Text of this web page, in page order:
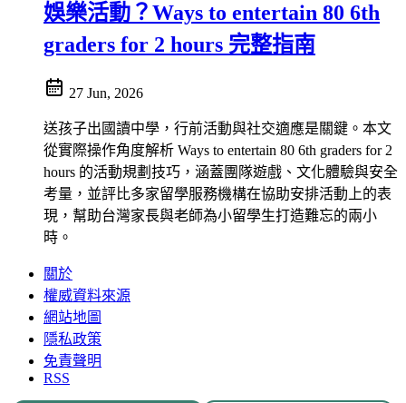
娛樂活動？Ways to entertain 80 6th
graders for 2 hours 完整指南
27 Jun, 2026
送孩子出國讀中學，行前活動與社交適應是關鍵。本文
從實際操作角度解析 Ways to entertain 80 6th graders for 2
hours 的活動規劃技巧，涵蓋團隊遊戲、文化體驗與安全
考量，並評比多家留學服務機構在協助安排活動上的表
現，幫助台灣家長與老師為小留學生打造難忘的兩小
時。
關於
權威資料來源
網站地圖
隱私政策
免責聲明
RSS